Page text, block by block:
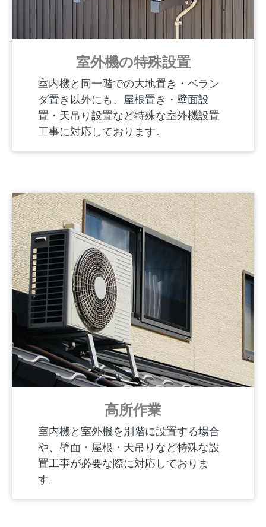
室外機の特殊設置
室内機と同一階での大地置き・ベラン
ダ置き以外にも、屋根置き・壁面設
置・天吊り設置など特殊な室外機設置
工事に対応しております。
高所作業
室内機と室外機を別階に設置する場合
や、壁面・屋根・天吊りなど特殊な設
置工事が必要な際に対応しておりま
す。